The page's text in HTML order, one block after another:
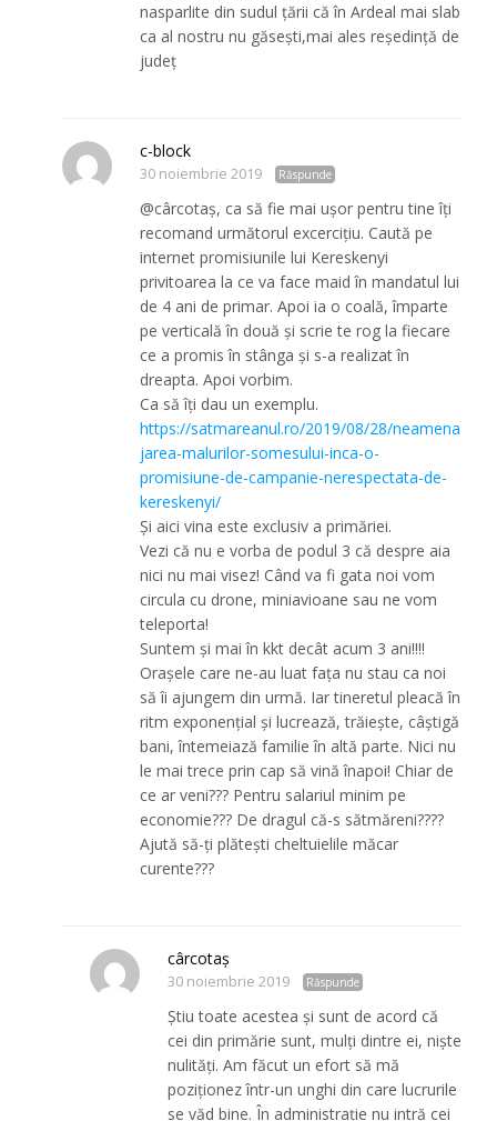
nasparlite din sudul țării că în Ardeal mai slab
ca al nostru nu găsești,mai ales reședință de
județ
c-block
30 noiembrie 2019 Răspunde
@cârcotaș, ca să fie mai ușor pentru tine îți
recomand următorul excercițiu. Caută pe
internet promisiunile lui Kereskenyi
privitoarea la ce va face maid în mandatul lui
de 4 ani de primar. Apoi ia o coală, împarte
pe verticală în două și scrie te rog la fiecare
ce a promis în stânga și s-a realizat în
dreapta. Apoi vorbim.
Ca să îți dau un exemplu.
https://satmareanul.ro/2019/08/28/neamena
jarea-malurilor-somesului-inca-o-
promisiune-de-campanie-nerespectata-de-
kereskenyi/
Și aici vina este exclusiv a primăriei.
Vezi că nu e vorba de podul 3 că despre aia
nici nu mai visez! Când va fi gata noi vom
circula cu drone, miniavioane sau ne vom
teleporta!
Suntem și mai în kkt decât acum 3 ani!!!!
Orașele care ne-au luat fața nu stau ca noi
să îi ajungem din urmă. Iar tineretul pleacă în
ritm exponențial și lucrează, trăiește, câștigă
bani, întemeiază familie în altă parte. Nici nu
le mai trece prin cap să vină înapoi! Chiar de
ce ar veni??? Pentru salariul minim pe
economie??? De dragul că-s sătmăreni????
Ajută să-ți plătești cheltuielile măcar
curente???
cârcotaş
30 noiembrie 2019 Răspunde
Ştiu toate acestea şi sunt de acord că
cei din primărie sunt, mulţi dintre ei, nişte
nulităţi. Am făcut un efort să mă
poziţionez într-un unghi din care lucrurile
se văd bine. În administraţie nu intră cei